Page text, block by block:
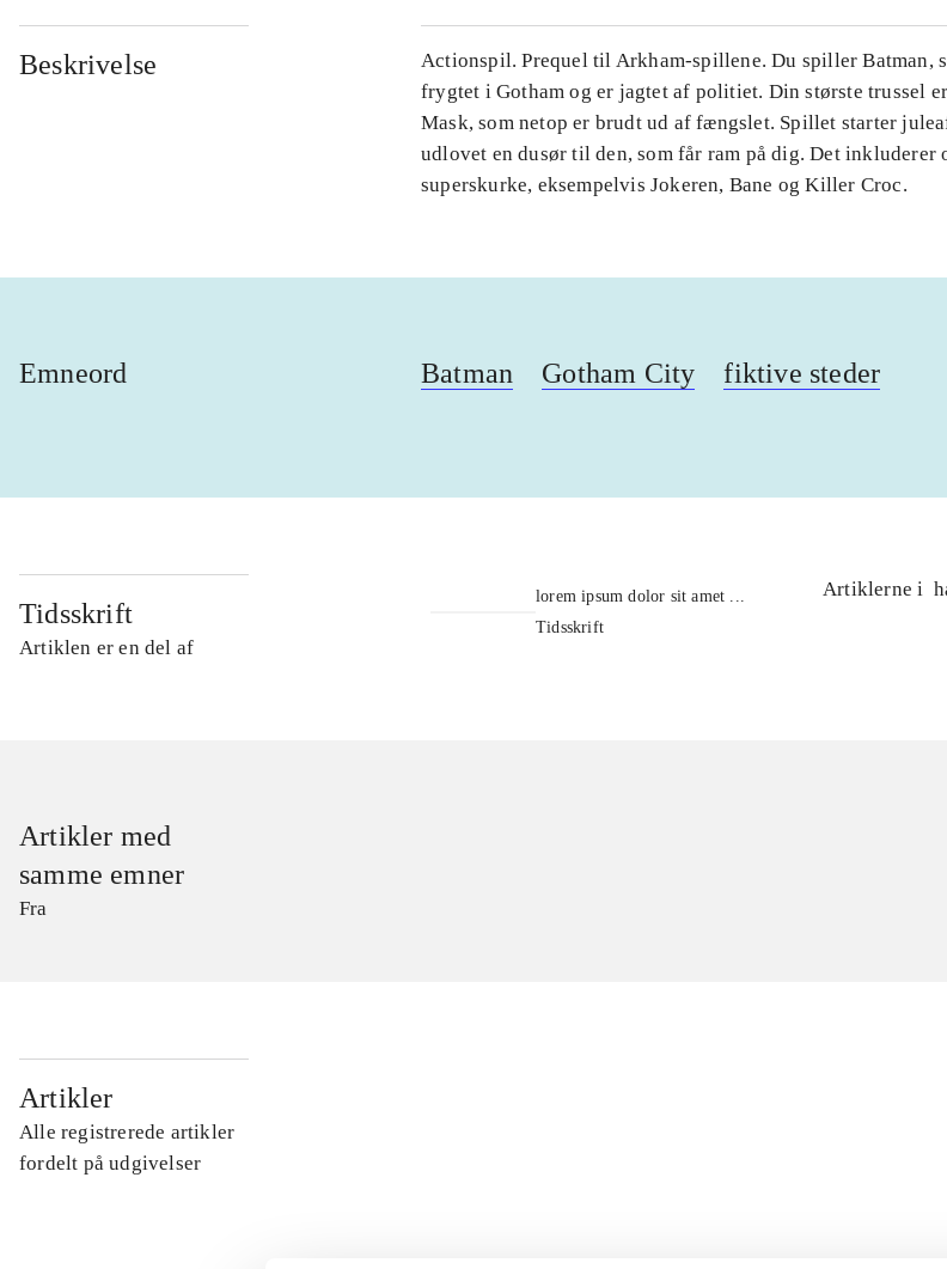
Beskrivelse
Actionspil. Prequel til Arkham-spillene. Du spiller Batman,
frygtet i Gotham og er jagtet af politiet. Din største trussel
Mask, som netop er brudt ud af fængslet. Spillet starter
udlovet en dusør til den, som får ram på dig. Det inkluderer
superskurke, eksempelvis Jokeren, Bane og Killer Croc.
Emneord Batman Gotham City fiktive steder
Tidsskrift
Artiklen er en del af
lorem ipsum dolor sit amet ...
Tidsskrift
Artiklerne i
Artikler med
samme emner
Fra
Artikler
Alle registrerede artikler
fordelt på udgivelser